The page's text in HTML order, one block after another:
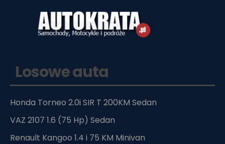
Losowe auta
Honda Torneo 2.0i SIR T 200KM Sedan
VAZ 2107 1.6 (75 Hp) Sedan
Renault Kangoo 1.4 i 75 KM Minivan